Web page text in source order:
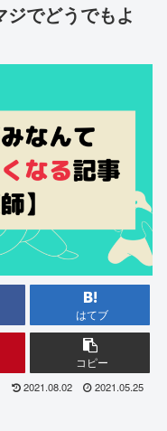
でどうでもよ
はてブ
コピー
2021.08.02 2021.05.25